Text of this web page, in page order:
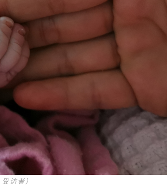
访者）